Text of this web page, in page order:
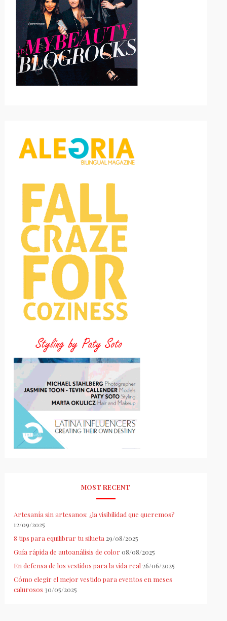
MOST RECENT
Artesanía sin artesanos: ¿la visibilidad que queremos?
12/09/2025
8 tips para equilibrar tu silueta 29/08/2025
Guía rápida de autoanálisis de color 08/08/2025
En defensa de los vestidos para la vida real 26/06/2025
Cómo elegir el mejor vestido para eventos en meses
calurosos 30/05/2025